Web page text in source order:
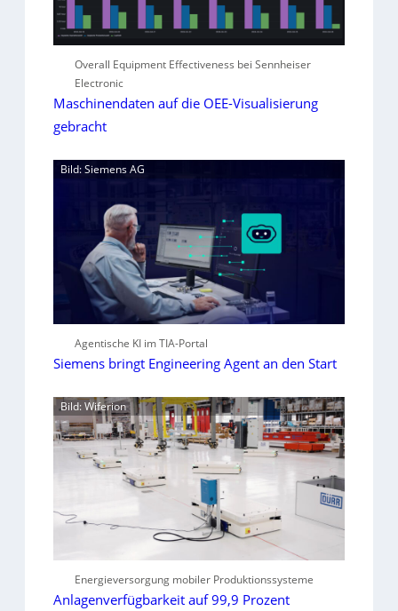
Overall Equipment Effectiveness bei Sennheiser
Electronic
Maschinendaten auf die OEE-Visualisierung
gebracht
Bild: Siemens AG
Agentische KI im TIA-Portal
Siemens bringt Engineering Agent an den Start
Bild: Wiferion
Energieversorgung mobiler Produktionssysteme
Anlagenverfügbarkeit auf 99,9 Prozent